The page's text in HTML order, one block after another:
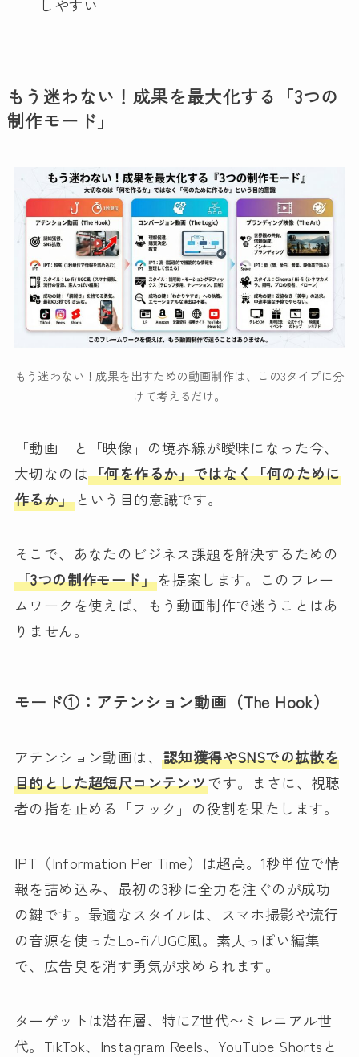
しやすい
もう迷わない！成果を最大化する「3つの
制作モード」
もう迷わない！成果を出すための動画制作は、この3タイプに分
けて考えるだけ。
「動画」と「映像」の境界線が曖昧になった今、
大切なのは「何を作るか」ではなく「何のために
作るか」という目的意識です。
そこで、あなたのビジネス課題を解決するための
「3つの制作モード」を提案します。このフレー
ムワークを使えば、もう動画制作で迷うことはあ
りません。
モード①：アテンション動画（The Hook）
アテンション動画は、 認知獲得やSNSでの拡散を
目的とした超短尺コンテンツです。まさに、視聴
者の指を止める「フック」の役割を果たします。
IPT（Information Per Time）は超高。1秒単位で情
報を詰め込み、最初の3秒に全力を注ぐのが成功
の鍵です。最適なスタイルは、スマホ撮影や流行
の音源を使ったLo-fi/UGC風。素人っぽい編集
で、広告臭を消す勇気が求められます。
ターゲットは潜在層、特にZ世代〜ミレニアル世
代。TikTok、Instagram Reels、YouTube Shortsと